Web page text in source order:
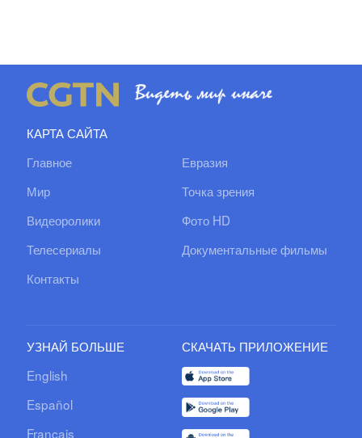
КАРТА САЙТА
Главное
Евразия
Мир
Точка зрения
Видеоролики
Фото HD
Телесериалы
Документальные фильмы
Контакты
УЗНАЙ БОЛЬШЕ
English
Español
Français
СКАЧАТЬ ПРИЛОЖЕНИЕ